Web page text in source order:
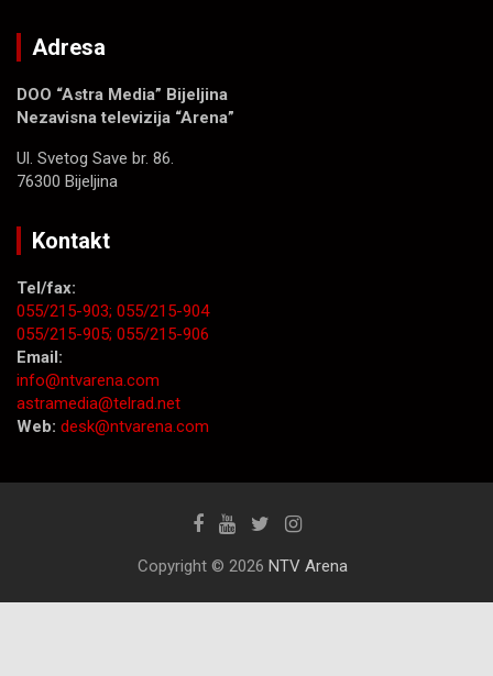
Adresa
DOO “Astra Media” Bijeljina
Nezavisna televizija “Arena”
Ul. Svetog Save br. 86.
76300 Bijeljina
Kontakt
Tel/fax:
055/215-903; 055/215-904
055/215-905; 055/215-906
Email:
info@ntvarena.com
astramedia@telrad.net
Web: desk@ntvarena.com
Copyright © 2026 NTV Arena